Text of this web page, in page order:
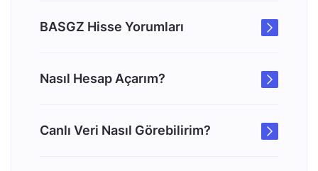
BASGZ Hisse Yorumları
Nasıl Hesap Açarım?
Canlı Veri Nasıl Görebilirim?